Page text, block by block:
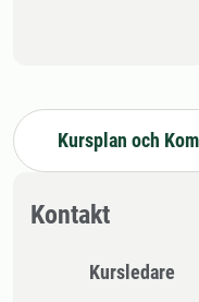
Kursplan och
Kontakt
Kursledare